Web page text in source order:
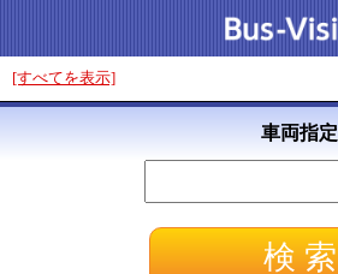
[すべてを表示]
車両指定